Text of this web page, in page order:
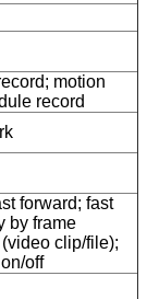
motion
record
forward; fast
by frame
clip/file);
off